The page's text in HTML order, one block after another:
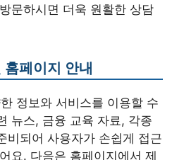
문하시면 더욱 원활한 상담
페이지 안내
정보와 서비스를 이용할 수
뉴스, 금융 교육 자료, 각종
비되어 사용자가 손쉽게 접근
요. 다음은 홈페이지에서 제